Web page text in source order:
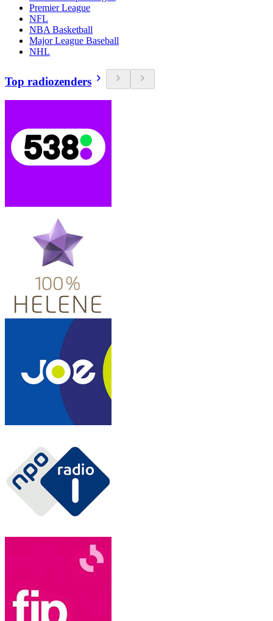
Premier League
NFL
NBA Basketball
Major League Baseball
NHL
Top radiozenders